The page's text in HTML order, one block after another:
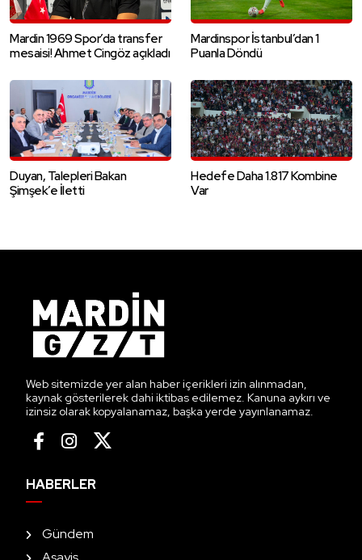
Mardin 1969 Spor’da transfer
mesaisi! Ahmet Cingöz açıkladı
Mardinspor İstanbul’dan 1
Puanla Döndü
Duyan, Talepleri Bakan
Şimşek’e İletti
Hedefe Daha 1.817 Kombine
Var
Web sitemizde yer alan haber içerikleri izin alınmadan,
kaynak gösterilerek dahi iktibas edilemez. Kanuna aykırı ve
izinsiz olarak kopyalanamaz, başka yerde yayınlanamaz.
HABERLER
Gündem